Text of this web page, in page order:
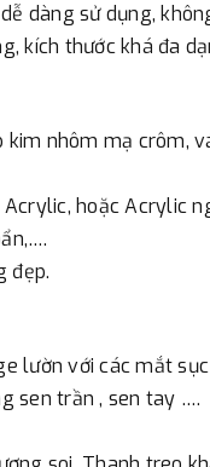
dàng sử dụng,
kích thước khá đa
kim nhôm mạ
hoặc Acrylic
đẹp.
lườn với các mắt
sen trần , sen tay ….